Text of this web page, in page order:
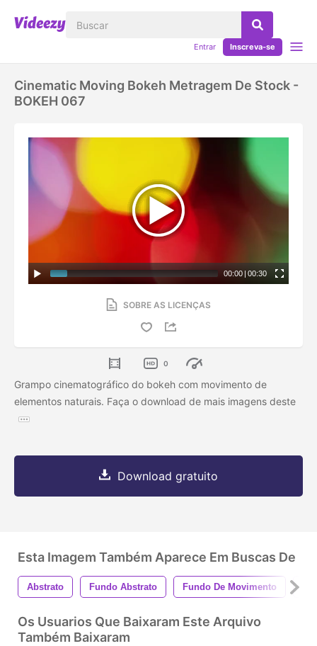
Entrar Inscreva-se
Cinematic Moving Bokeh Metragem De Stock -
BOKEH 067
00:00 | 00:30
SOBRE AS LICENÇAS
0
Grampo cinematográfico do bokeh com movimento de
elementos naturais. Faça o download de mais imagens deste
Download gratuito
Esta Imagem Também Aparece Em Buscas De
Abstrato Fundo Abstrato Fundo De Movimento
Os Usuarios Que Baixaram Este Arquivo
Também Baixaram